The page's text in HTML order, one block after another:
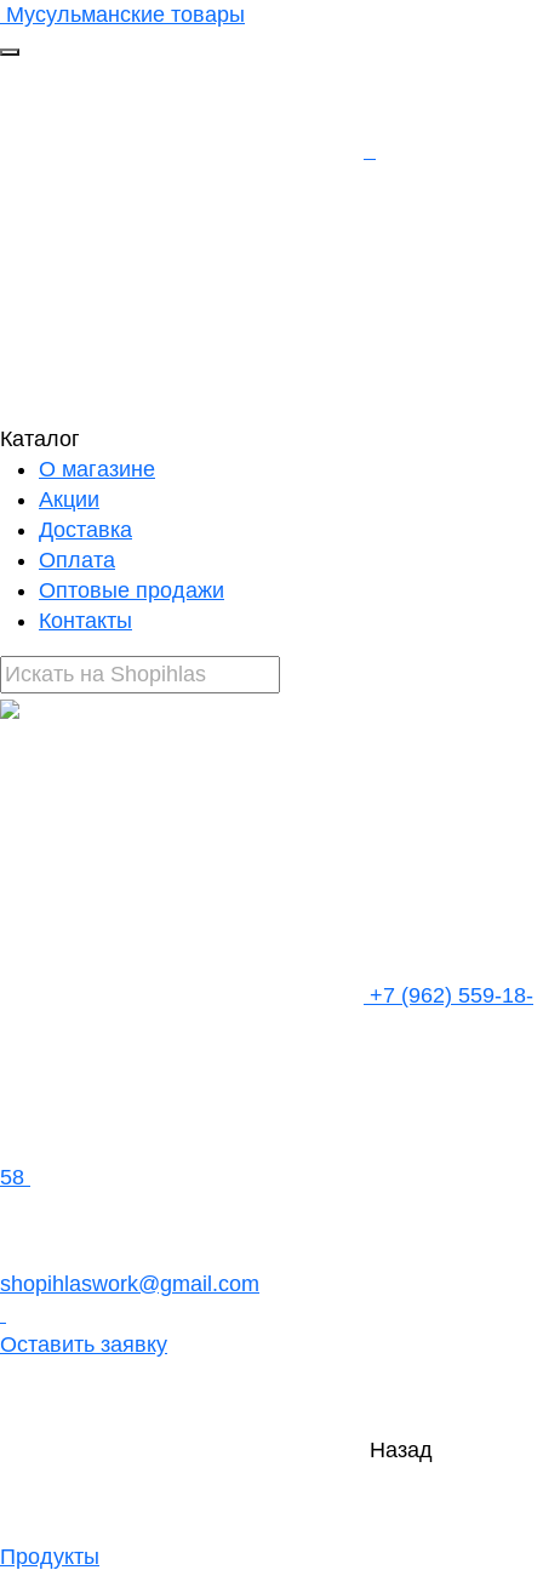
Мусульманские товары
Каталог
О магазине
Акции
Доставка
Оплата
Оптовые продажи
Контакты
+7 (962) 559-18-
58
shopihlaswork@gmail.com
Оставить заявку
Назад
Продукты